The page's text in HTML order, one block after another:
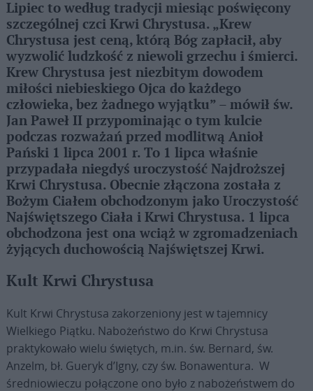
Lipiec to według tradycji miesiąc poświęcony
szczególnej czci Krwi Chrystusa. „Krew
Chrystusa jest ceną, którą Bóg zapłacił, aby
wyzwolić ludzkość z niewoli grzechu i śmierci.
Krew Chrystusa jest niezbitym dowodem
miłości niebieskiego Ojca do każdego
człowieka, bez żadnego wyjątku” – mówił św.
Jan Paweł II przypominając o tym kulcie
podczas rozważań przed modlitwą Anioł
Pański 1 lipca 2001 r. To 1 lipca właśnie
przypadała niegdyś uroczystość Najdroższej
Krwi Chrystusa. Obecnie złączona została z
Bożym Ciałem obchodzonym jako Uroczystość
Najświętszego Ciała i Krwi Chrystusa. 1 lipca
obchodzona jest ona wciąż w zgromadzeniach
żyjących duchowością Najświętszej Krwi.
Kult Krwi Chrystusa
Kult Krwi Chrystusa zakorzeniony jest w tajemnicy
Wielkiego Piątku. Nabożeństwo do Krwi Chrystusa
praktykowało wielu świętych, m.in. św. Bernard, św.
Anzelm, bł. Gueryk d’Igny, czy św. Bonawentura. W
średniowieczu połączone ono było z nabożeństwem do